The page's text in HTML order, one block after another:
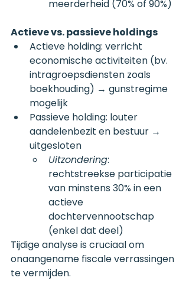
meerderheid (70% of 90%)
Actieve vs. passieve holdings
Actieve holding: verricht
economische activiteiten (bv.
intragroepsdiensten zoals
boekhouding) → gunstregime
mogelijk
Passieve holding: louter
aandelenbezit en bestuur →
uitgesloten
Uitzondering:
rechtstreekse participatie
van minstens 30% in een
actieve
dochtervennootschap
(enkel dat deel)
Tijdige analyse is cruciaal om
onaangename fiscale verrassingen
te vermijden.